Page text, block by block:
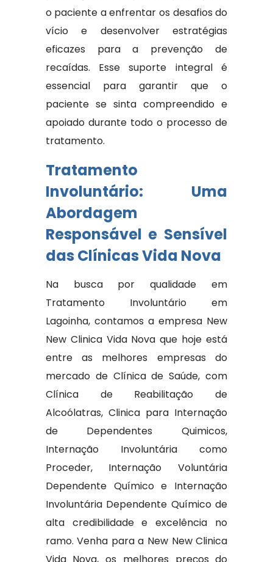
o paciente a enfrentar os desafios do
vício e desenvolver estratégias
eficazes para a prevenção de
recaídas. Esse suporte integral é
essencial para garantir que o
paciente se sinta compreendido e
apoiado durante todo o processo de
tratamento.
Tratamento
Involuntário: Uma
Abordagem
Responsável e Sensível
das Clínicas Vida Nova
Na busca por qualidade em
Tratamento Involuntário em
Lagoinha, contamos a empresa New
New Clinica Vida Nova que hoje está
entre as melhores empresas do
mercado de Clínica de Saúde, com
Clínica de Reabilitação de
Alcoólatras, Clinica para Internação
de Dependentes Quimicos,
Internação Involuntária como
Proceder, Internação Voluntária
Dependente Químico e Internação
Involuntária Dependente Químico de
alta credibilidade e excelência no
ramo. Venha para a New New Clinica